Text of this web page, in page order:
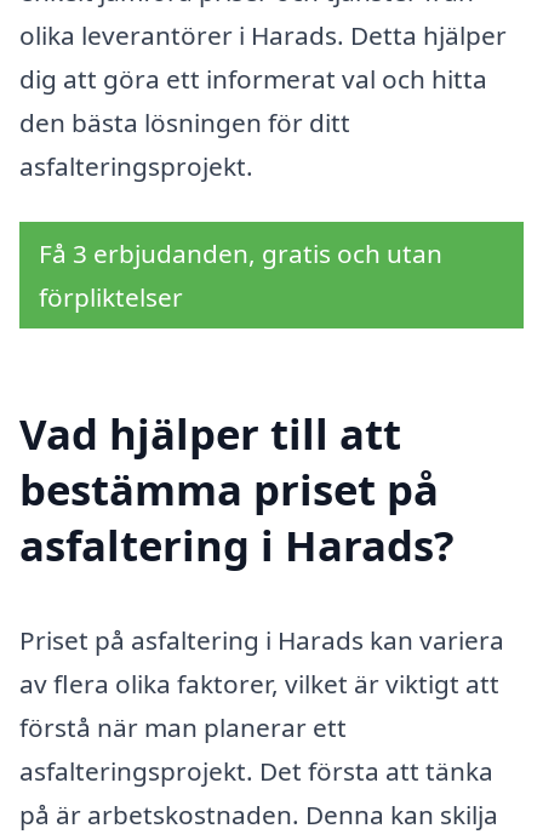
olika leverantörer i Harads. Detta hjälper
dig att göra ett informerat val och hitta
den bästa lösningen för ditt
asfalteringsprojekt.
Få 3 erbjudanden, gratis och utan
förpliktelser
Vad hjälper till att
bestämma priset på
asfaltering i Harads?
Priset på asfaltering i Harads kan variera
av flera olika faktorer, vilket är viktigt att
förstå när man planerar ett
asfalteringsprojekt. Det första att tänka
på är arbetskostnaden. Denna kan skilja